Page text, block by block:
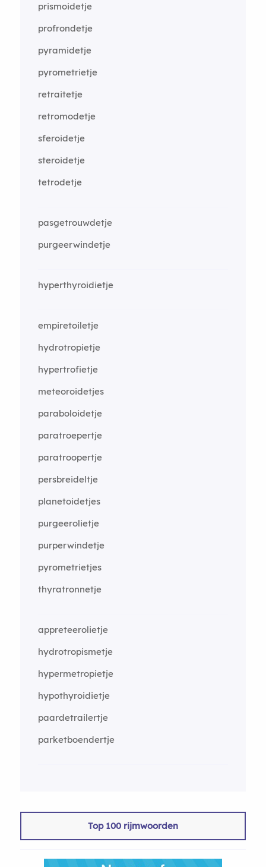
prismoidetje
profrondetje
pyramidetje
pyrometrietje
retraitetje
retromodetje
sferoidetje
steroidetje
tetrodetje
pasgetrouwdetje
purgeerwindetje
hyperthyroidietje
empiretoiletje
hydrotropietje
hypertrofietje
meteoroidetjes
paraboloidetje
paratroepertje
paratroopertje
persbreideltje
planetoidetjes
purgeerolietje
purperwindetje
pyrometrietjes
thyratronnetje
appreteerolietje
hydrotropismetje
hypermetropietje
hypothyroidietje
paardetrailertje
parketboendertje
Top 100 rijmwoorden